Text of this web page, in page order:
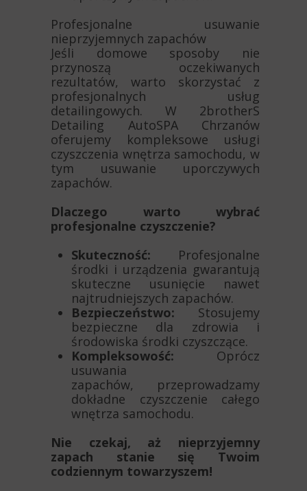
Profesjonalne usuwanie
nieprzyjemnych zapachów
Jeśli domowe sposoby nie
przynoszą oczekiwanych
rezultatów, warto skorzystać z
profesjonalnych usług
detailingowych. W 2brotherS
Detailing AutoSPA Chrzanów
oferujemy kompleksowe usługi
czyszczenia wnętrza samochodu, w
tym usuwanie uporczywych
zapachów.
Dlaczego warto wybrać
profesjonalne czyszczenie?
Skuteczność: Profesjonalne
środki i urządzenia gwarantują
skuteczne usunięcie nawet
najtrudniejszych zapachów.
Bezpieczeństwo: Stosujemy
bezpieczne dla zdrowia i
środowiska środki czyszczące.
Kompleksowość: Oprócz
usuwania
zapachów, przeprowadzamy
dokładne czyszczenie całego
wnętrza samochodu.
Nie czekaj, aż nieprzyjemny
zapach stanie się Twoim
codziennym towarzyszem!